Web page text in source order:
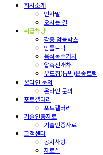
회사소개
인사말
오시는 길
취급차량
각종 암롤박스
암롤트럭
음식물수거차
압축진개차
우드칩(톱밥)운송트럭
온라인 문의
온라인 문의
포토갤러리
포토갤러리
기술인증자료
기술인증자료
고객센터
공지사항
자료실